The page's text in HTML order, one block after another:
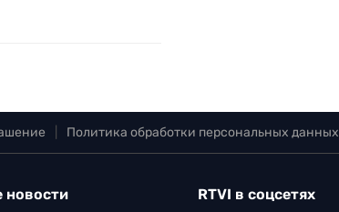
Политика обработки персональных данных
новости RTVI в соцсетях